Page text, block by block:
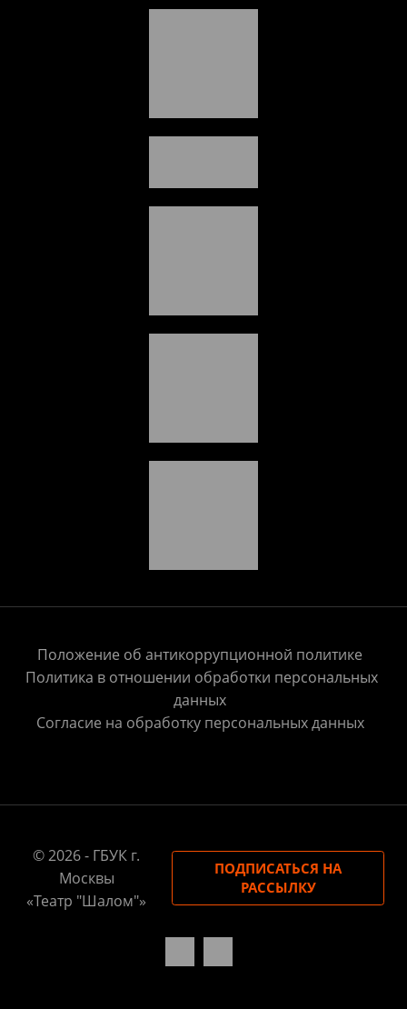
Положение об антикоррупционной политике
Политика в отношении обработки персональных
данных
Согласие на обработку персональных данных
© 2026 - ГБУК г.
Москвы
«Театр "Шалом"»
ПОДПИСАТЬСЯ НА
РАССЫЛКУ